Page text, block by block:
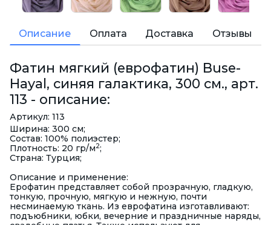
Описание Оплата Доставка Отзывы
Фатин мягкий (еврофатин) Buse-
Hayal, синяя галактика, 300 см., арт.
113 - описание:
Артикул: 113
Ширина: 300 см;
Состав: 100% полиэстер;
Плотность: 20 гр/м2;
Страна: Турция;
Описание и применение:
Ерофатин представляет собой прозрачную, гладкую,
тонкую, прочную, мягкую и нежную, почти
несминаемую ткань. Из еврофатина изготавливают:
подъюбники, юбки, вечерние и праздничные наряды,